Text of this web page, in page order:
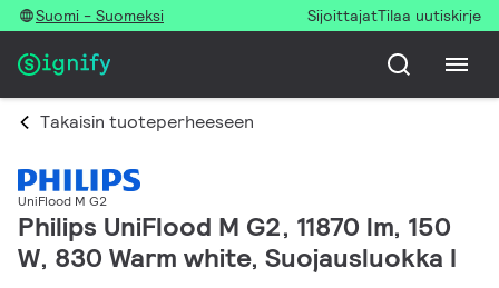
Suomi - Suomeksi SijoittajatTilaa uutiskirje
Takaisin tuoteperheeseen
UniFlood M G2
Philips UniFlood M G2, 11870 lm, 150
W, 830 Warm white, Suojausluokka I